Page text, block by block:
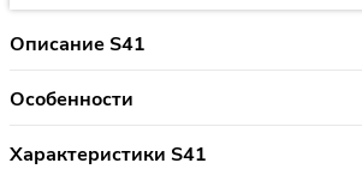
Описание S41
Особенности
Характеристики S41